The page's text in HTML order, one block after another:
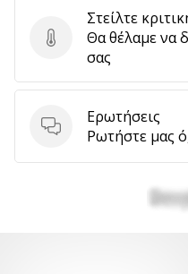
Στείλτε κριτική
Στείλτε
Θα θέλαμε να
σας
Ερωτήσεις
Ερωτήσεις
Ρωτήστε μας